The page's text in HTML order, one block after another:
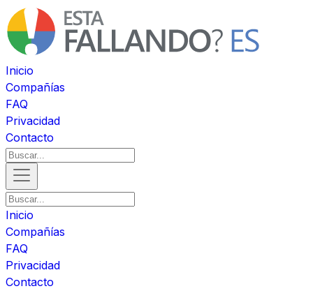
Inicio
Compañías
FAQ
Privacidad
Contacto
Inicio
Compañías
FAQ
Privacidad
Contacto